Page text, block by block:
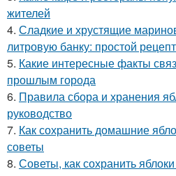
жителей
4. Сладкие и хрустящие
литровую банку: простой рецепт
5. Какие интересные факты
прошлым города
6. Правила сбора и хранения
руководство
7. Как сохранить домашние
советы
8. Советы, как сохранить